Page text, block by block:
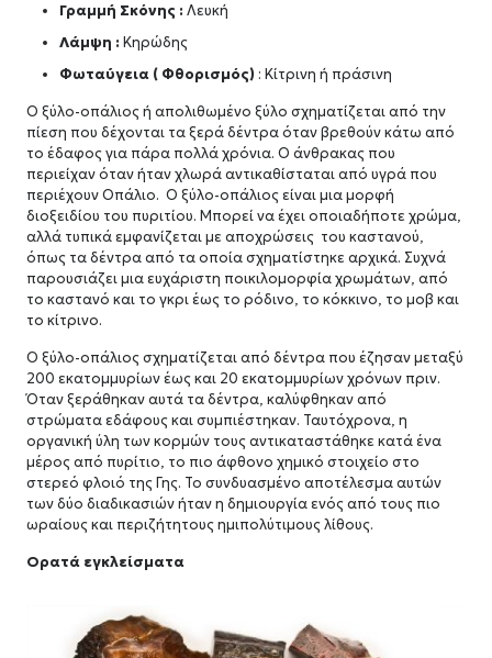
Γραμμή Σκόνης :Λευκή
Λάμψη :Κηρώδης
Φωταύγεια ( Φθορισμός) : Κίτρινη ή πράσινη
Ο ξύλο-οπάλιος ή απολιθωμένο ξύλο σχηματίζεται από την
πίεση που δέχονται τα ξερά δέντρα όταν βρεθούν κάτω από
το έδαφος για πάρα πολλά χρόνια. Ο άνθρακας που
περιείχαν όταν ήταν χλωρά αντικαθίσταται από υγρά που
περιέχουν Οπάλιο. Ο ξύλο-οπάλιος είναι μια μορφή
διοξειδίου του πυριτίου. Μπορεί να έχει οποιαδήποτε χρώμα,
αλλά τυπικά εμφανίζεται με αποχρώσεις του καστανού,
όπως τα δέντρα από τα οποία σχηματίστηκε αρχικά. Συχνά
παρουσιάζει μια ευχάριστη ποικιλομορφία χρωμάτων, από
το καστανό και το γκρι έως το ρόδινο, το κόκκινο, το μοβ και
το κίτρινο.
Ο ξύλο-οπάλιος σχηματίζεται από δέντρα που έζησαν μεταξύ
200 εκατομμυρίων έως και 20 εκατομμυρίων χρόνων πριν.
Όταν ξεράθηκαν αυτά τα δέντρα, καλύφθηκαν από
στρώματα εδάφους και συμπιέστηκαν. Ταυτόχρονα, η
οργανική ύλη των κορμών τους αντικαταστάθηκε κατά ένα
μέρος από πυρίτιο, το πιο άφθονο χημικό στοιχείο στο
στερεό φλοιό της Γης. Το συνδυασμένο αποτέλεσμα αυτών
των δύο διαδικασιών ήταν η δημιουργία ενός από τους πιο
ωραίους και περιζήτητους ημιπολύτιμους λίθους.
Ορατά εγκλείσματα